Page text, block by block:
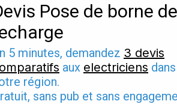
Pose de borne de
5 minutes, demandez 3 devis
aux electriciens dans
région.
sans pub et sans